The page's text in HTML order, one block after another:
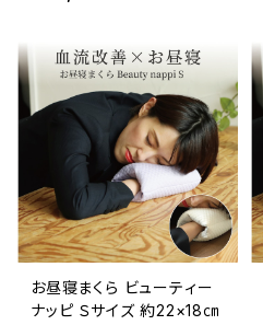
ウシオン®加工
お昼寝まくら ビューティー
ナッピ Ｓサイズ 約22×18㎝